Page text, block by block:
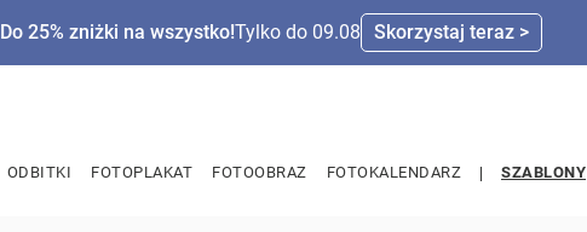
Do 25% zniżki na wszystko!Tylko do 09.08 Skorzystaj teraz >
ODBITKI FOTOPLAKAT FOTOOBRAZ FOTOKALENDARZ SZABLONY